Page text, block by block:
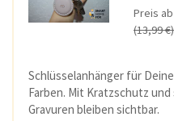
Preis ab
(13,99 €)
Schlüsselanhänger für
Farben. Mit Kratzschutz
Gravuren bleiben sichtbar.